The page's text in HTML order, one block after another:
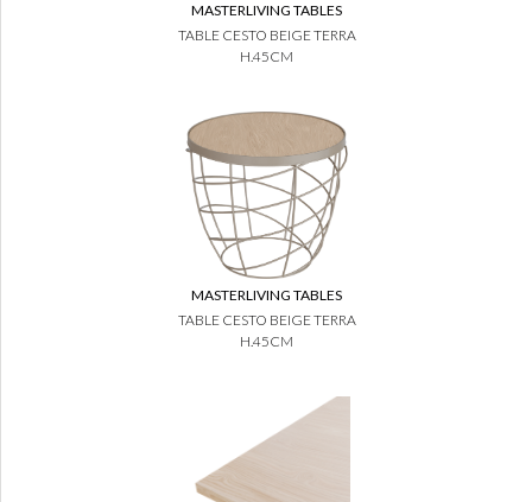
MASTERLIVING TABLES
TABLE CESTO BEIGE TERRA
H.45CM
MASTERLIVING TABLES
TABLE CESTO BEIGE TERRA
H.45CM